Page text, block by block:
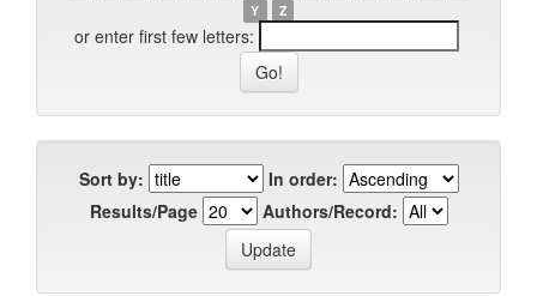
Y
Z
or enter first few letters:
Sort by:
In order:
Results/Page
Authors/Record: